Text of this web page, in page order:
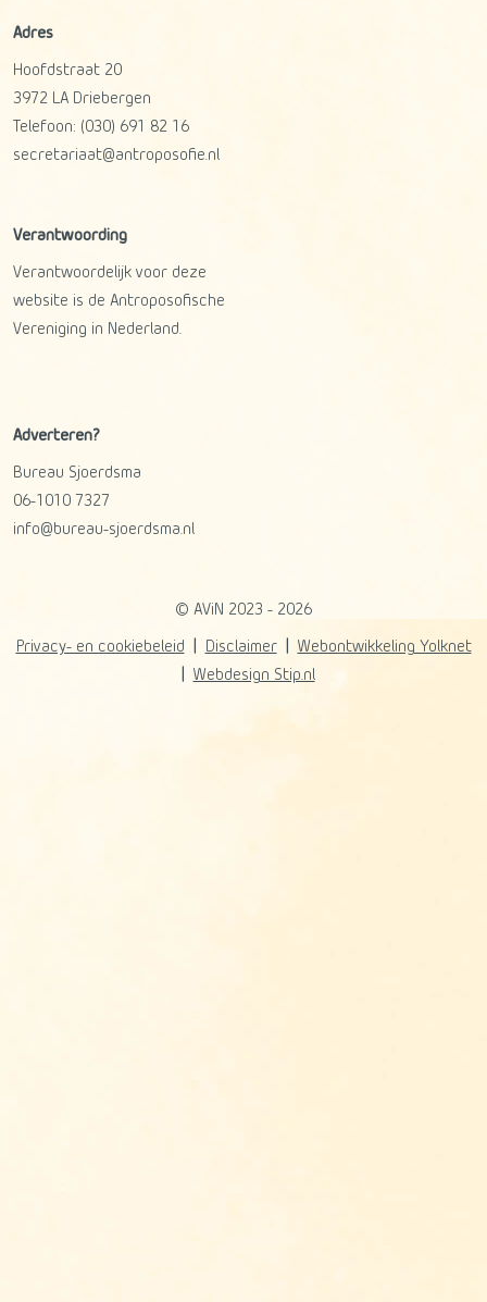
Adres
Hoofdstraat 20
3972 LA
Driebergen
Telefoon: (030) 691 82 16
secretariaat@antroposofie.nl
Verantwoording
Verantwoordelijk voor deze
website is de Antroposofische
Vereniging in Nederland.
Adverteren?
Bureau Sjoerdsma
06-1010 7327
info@bureau-sjoerdsma.nl
© AViN 2023 - 2026
Privacy- en cookiebeleid Disclaimer
Webontwikkeling Yolknet
Webdesign Stip.nl